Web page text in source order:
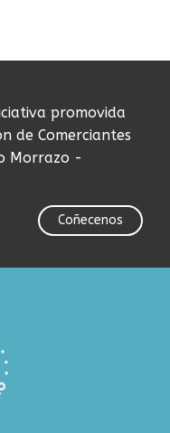
promovida
de Comerciantes
Morrazo -
Coñecenos